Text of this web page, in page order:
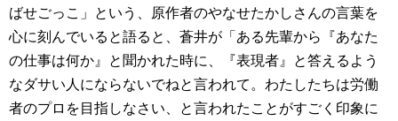
ばせごっこ」という、原作者のやなせたかしさんの言葉を
心に刻んでいると語ると、蒼井が「ある先輩から『あなた
の仕事は何か』と聞かれた時に、『表現者』と答えるよう
なダサい人にならないでねと言われて。わたしたちは労働
者のプロを目指しなさい、と言われたことがすごく印象に